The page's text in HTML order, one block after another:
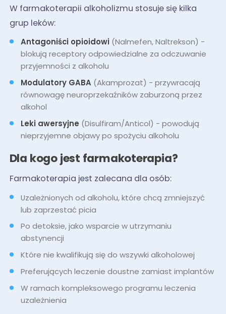
W farmakoterapii alkoholizmu stosuje się kilka
grup leków:
Antagoniści opioidowi (Nalmefen, Naltrekson) -
blokują receptory odpowiedzialne za odczuwanie
przyjemności z alkoholu
Modulatory GABA (Akamprozat) - przywracają
równowagę neuroprzekaźników zaburzoną przez
alkohol
Leki awersyjne (Disulfiram/Anticol) - powodują
nieprzyjemne objawy po spożyciu alkoholu
Dla kogo jest farmakoterapia?
Farmakoterapia jest zalecana dla osób:
Uzależnionych od alkoholu, które chcą zmniejszyć
lub zaprzestać picia
Po detoksie, jako wsparcie w utrzymaniu
abstynencji
Które nie kwalifikują się do wszywki alkoholowej
Preferujących leczenie doustne zamiast implantów
W ramach kompleksowego programu leczenia
uzależnienia